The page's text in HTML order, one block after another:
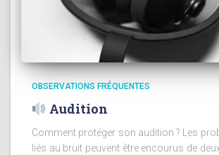
OBSERVATIONS FRÉQUENTES
Audition
Comment protéger son audition ? Les
liés au bruit peuvent être encourus de